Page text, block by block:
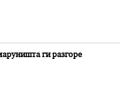
ги разгоре